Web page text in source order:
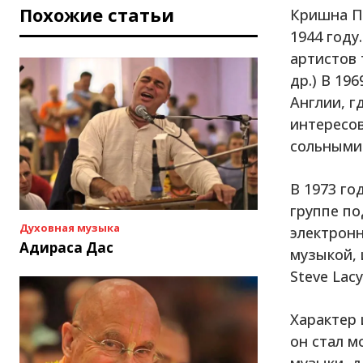
Похожие статьи
Духовная музыка
Адираса Дас
Кришна
1944
артистов
др.) В
Англии,
В 1973
группе
музыкой,
Steve
Характер
он стал